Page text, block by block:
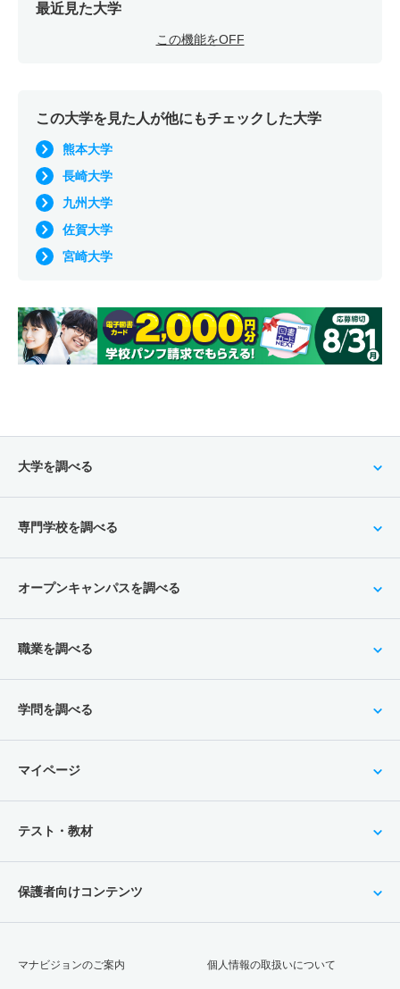
最近見た大学
この機能をOFF
この大学を見た人が他にもチェックした大学
熊本大学
長崎大学
九州大学
佐賀大学
宮崎大学
大学を調べる
専門学校を調べる
オープンキャンパスを調べる
職業を調べる
学問を調べる
マイページ
テスト・教材
保護者向けコンテンツ
マナビジョンのご案内 個人情報の取扱いについて